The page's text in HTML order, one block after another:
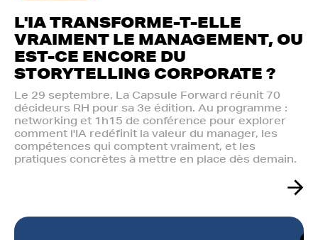
L'IA TRANSFORME-T-ELLE
VRAIMENT LE MANAGEMENT, OU
EST-CE ENCORE DU
STORYTELLING CORPORATE ?
Le 29 septembre, La Capsule Forward réunit 70
décideurs RH pour sa 3e édition. Au programme :
networking et 1h15 de conférence pour explorer
comment l'IA redéfinit la valeur du manager, les
compétences qui comptent vraiment, et les
pratiques concrètes à mettre en place dès demain.